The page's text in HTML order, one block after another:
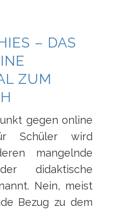
– DAS
ZUM
gegen online
Schüler wird
mangelnde
didaktische
Nein, meist
Bezug zu dem